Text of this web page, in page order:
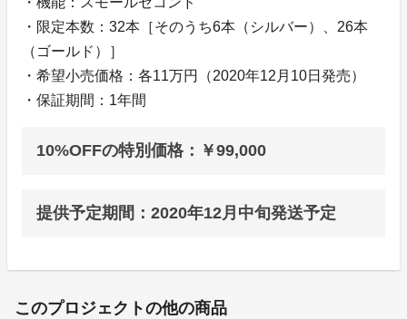
・限定本数：32本［そのうち6本（シルバー）、26本
（ゴールド）］
・希望小売価格：各11万円（2020年12月10日発売）
・保証期間：1年間
10%OFFの特別価格：￥99,000
提供予定期間：2020年12月中旬発送予定
このプロジェクトの他の商品